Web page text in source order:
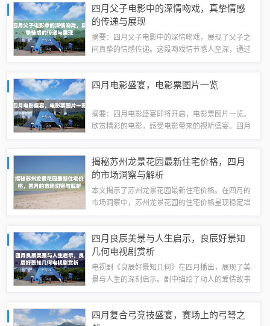
四月父子电影中的深情吻戏，真挚情感
的传递与展现
摘要：四月父子电影中的深情吻戏，展现了父子之
间真挚的情感传递。这段吻戏情节感人至深，通过
在这段吻戏中所传递出的深深的爱和关怀。这...
四月电影盛宴，电影票图片一览
摘要：四月电影盛宴即将开启，电影票图片一览。
欣赏精彩的电影，感受电影带来的视听盛宴。四月
场概述四月的电影市场可谓是一场盛大的视觉...
揭秘苏州龙景花园最新住宅价格，四月
的市场洞察与解析
本文揭示了苏州龙景花园最新住宅价格。在四月的
市场洞察中，苏州龙景花园的住宅价格呈现稳定增
房者。最新的市场数据显示，该区域的房价呈...
四月良辰美景与人生启示，良辰好景知
几何电视剧赏析
电视剧《良辰好景知几何》在四月播出，展现了美
景与人生的深刻启示。剧中描绘了动人的爱情故事
与人物情感相互呼应，传递出积极向上的价值...
四月复合弓竞技盛宴，赛场上的弓弩之